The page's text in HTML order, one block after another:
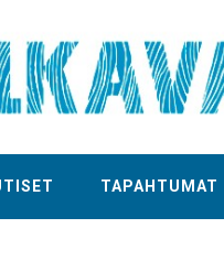
TAPAHTUMAT